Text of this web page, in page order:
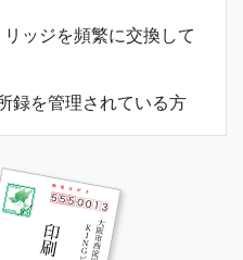
ッジを頻繁に交換して
録を管理されている方